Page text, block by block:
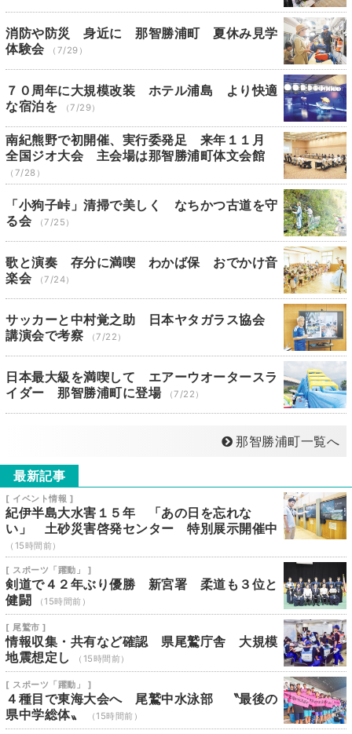
消防や防災 身近に 那智勝浦町 夏休み見学
体験会
（7/29）
７０周年に大規模改装 ホテル浦島 より快適
な宿泊を
（7/29）
南紀熊野で初開催、実行委発足 来年１１月
全国ジオ大会 主会場は那智勝浦町体文会館
（7/28）
「小狗子峠」清掃で美しく なちかつ古道を守
る会
（7/25）
歌と演奏 存分に満喫 わかば保 おでかけ音
楽会
（7/24）
サッカーと中村覚之助 日本ヤタガラス協会
講演会で考察
（7/22）
日本最大級を満喫して エアーウオータースラ
イダー 那智勝浦町に登場
（7/22）
那智勝浦町一覧へ
最新記事
[ イベント情報 ]
紀伊半島大水害１５年 「あの日を忘れな
い」 土砂災害啓発センター 特別展示開催中
（15時間前）
[ スポーツ「躍動」 ]
剣道で４２年ぶり優勝 新宮署 柔道も３位と
健闘
（15時間前）
[ 尾鷲市 ]
情報収集・共有など確認 県尾鷲庁舎 大規模
地震想定し
（15時間前）
[ スポーツ「躍動」 ]
４種目で東海大会へ 尾鷲中水泳部 〝最後の
県中学総体〟
（15時間前）